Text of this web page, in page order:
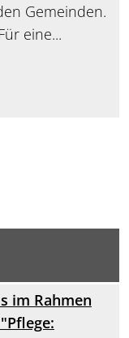
Gemeinden.
eine...
im Rahmen